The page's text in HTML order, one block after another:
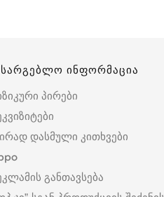
ინფორმაცია
პირები
დასმული კითხვები
განთავსება